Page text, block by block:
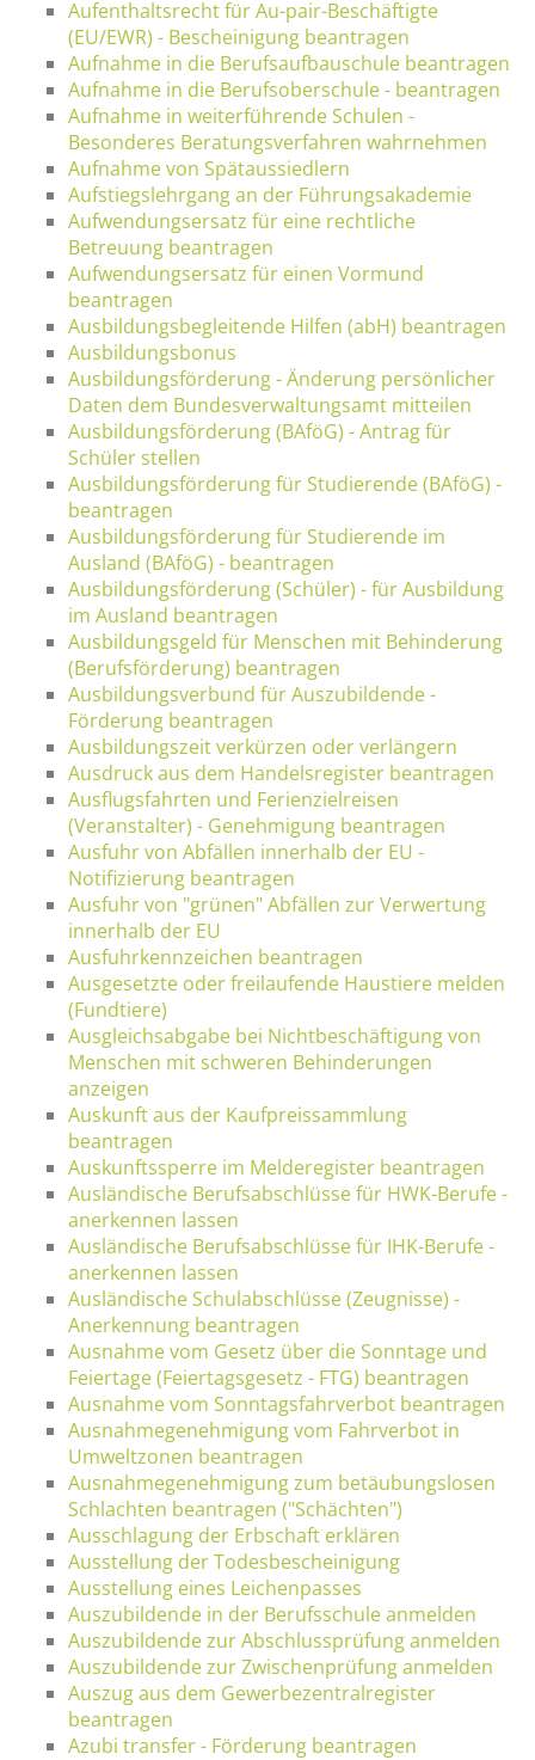
Aufenthaltsrecht für Au-pair-Beschäftigte
(EU/EWR) - Bescheinigung beantragen
Aufnahme in die Berufsaufbauschule beantragen
Aufnahme in die Berufsoberschule - beantragen
Aufnahme in weiterführende Schulen -
Besonderes Beratungsverfahren wahrnehmen
Aufnahme von Spätaussiedlern
Aufstiegslehrgang an der Führungsakademie
Aufwendungsersatz für eine rechtliche
Betreuung beantragen
Aufwendungsersatz für einen Vormund
beantragen
Ausbildungsbegleitende Hilfen (abH) beantragen
Ausbildungsbonus
Ausbildungsförderung - Änderung persönlicher
Daten dem Bundesverwaltungsamt mitteilen
Ausbildungsförderung (BAföG) - Antrag für
Schüler stellen
Ausbildungsförderung für Studierende (BAföG) -
beantragen
Ausbildungsförderung für Studierende im
Ausland (BAföG) - beantragen
Ausbildungsförderung (Schüler) - für Ausbildung
im Ausland beantragen
Ausbildungsgeld für Menschen mit Behinderung
(Berufsförderung) beantragen
Ausbildungsverbund für Auszubildende -
Förderung beantragen
Ausbildungszeit verkürzen oder verlängern
Ausdruck aus dem Handelsregister beantragen
Ausflugsfahrten und Ferienzielreisen
(Veranstalter) - Genehmigung beantragen
Ausfuhr von Abfällen innerhalb der EU -
Notifizierung beantragen
Ausfuhr von "grünen" Abfällen zur Verwertung
innerhalb der EU
Ausfuhrkennzeichen beantragen
Ausgesetzte oder freilaufende Haustiere melden
(Fundtiere)
Ausgleichsabgabe bei Nichtbeschäftigung von
Menschen mit schweren Behinderungen
anzeigen
Auskunft aus der Kaufpreissammlung
beantragen
Auskunftssperre im Melderegister beantragen
Ausländische Berufsabschlüsse für HWK-Berufe -
anerkennen lassen
Ausländische Berufsabschlüsse für IHK-Berufe -
anerkennen lassen
Ausländische Schulabschlüsse (Zeugnisse) -
Anerkennung beantragen
Ausnahme vom Gesetz über die Sonntage und
Feiertage (Feiertagsgesetz - FTG) beantragen
Ausnahme vom Sonntagsfahrverbot beantragen
Ausnahmegenehmigung vom Fahrverbot in
Umweltzonen beantragen
Ausnahmegenehmigung zum betäubungslosen
Schlachten beantragen ("Schächten")
Ausschlagung der Erbschaft erklären
Ausstellung der Todesbescheinigung
Ausstellung eines Leichenpasses
Auszubildende in der Berufsschule anmelden
Auszubildende zur Abschlussprüfung anmelden
Auszubildende zur Zwischenprüfung anmelden
Auszug aus dem Gewerbezentralregister
beantragen
Azubi transfer - Förderung beantragen